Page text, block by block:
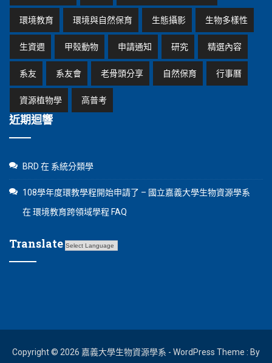
環境教育 環境與自然保育 生態攝影 生物多樣性
生資週 甲殼動物 申請通知 研究 精選內容
系友 系友會 老骨頭分享 自然保育 行事曆
資源植物學 高普考
近期迴響
BRD 在 系統分類學
108學年度環教學程開始申請了 – 國立嘉義大學生物資源學系
在環境教育跨領域學程 FAQ
Translate
Copyright © 2026 嘉義大學生物資源學系 - WordPress Theme : By